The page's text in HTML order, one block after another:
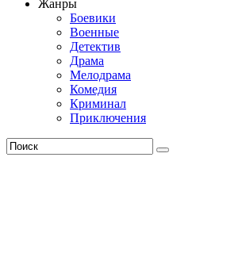
Жанры
Боевики
Военные
Детектив
Драма
Мелодрама
Комедия
Криминал
Приключения